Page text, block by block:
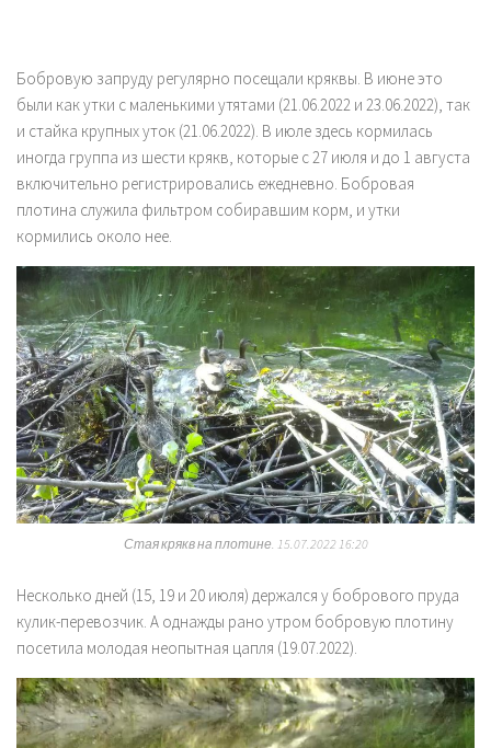
Бобровую запруду регулярно посещали кряквы. В июне это
были как утки с маленькими утятами (21.06.2022 и 23.06.2022), так
и стайка крупных уток (21.06.2022). В июле здесь кормилась
иногда группа из шести крякв, которые с 27 июля и до 1 августа
включительно регистрировались ежедневно. Бобровая
плотина служила фильтром собиравшим корм, и утки
кормились около нее.
Стая крякв на плотине. 15.07.2022 16:20
Несколько дней (15, 19 и 20 июля) держался у бобрового пруда
кулик-перевозчик. А однажды рано утром бобровую плотину
посетила молодая неопытная цапля (19.07.2022).